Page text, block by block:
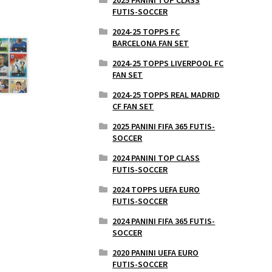
FUTIS-SOCCER
2024-25 TOPPS FC
BARCELONA FAN SET
2024-25 TOPPS LIVERPOOL FC
FAN SET
2024-25 TOPPS REAL MADRID
CF FAN SET
2025 PANINI FIFA 365 FUTIS-
SOCCER
2024 PANINI TOP CLASS
FUTIS-SOCCER
2024 TOPPS UEFA EURO
FUTIS-SOCCER
2024 PANINI FIFA 365 FUTIS-
SOCCER
2020 PANINI UEFA EURO
FUTIS-SOCCER